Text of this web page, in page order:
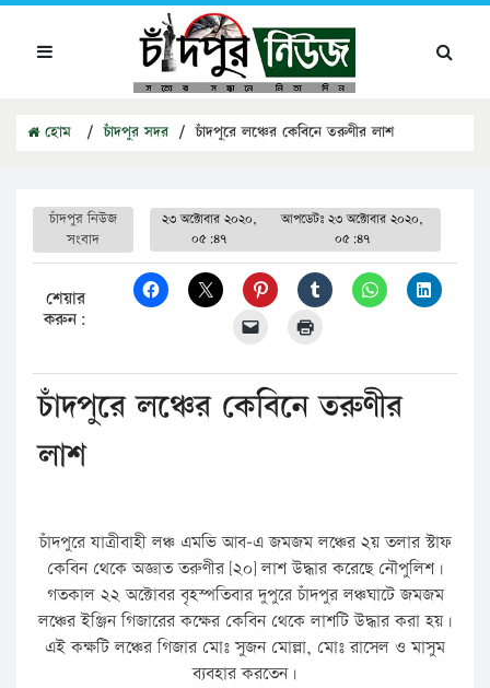
হোম / চাঁদপুর সদর / চাঁদপুরে লঞ্চের কেবিনে তরুণীর লাশ
চাঁদপুর নিউজ
সংবাদ
২৩ অক্টোবার ২০২০,
০৫:৪৭
আপডেটঃ২৩ অক্টোবার ২০২০,
০৫:৪৭
শেয়ার
করুন:
চাঁদপুরে লঞ্চের কেবিনে তরুণীর
লাশ
চাঁদপুরে যাত্রীবাহী লঞ্চ এমভি আব-এ জমজম লঞ্চের ২য় তলার স্টাফ
কেবিন থেকে অজ্ঞাত তরুণীর [২০] লাশ উদ্ধার করেছে নৌপুলিশ।
গতকাল ২২ অক্টোবর বৃহস্পতিবার দুপুরে চাঁদপুর লঞ্চঘাটে জমজম
লঞ্চের ইঞ্জিন গিজারের কক্ষের কেবিন থেকে লাশটি উদ্ধার করা হয়।
এই কক্ষটি লঞ্চের গিজার মোঃ সুজন মোল্লা, মোঃ রাসেল ও মাসুম
ব্যবহার করতেন।